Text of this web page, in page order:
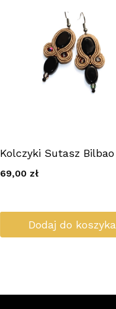
Kolczyki Sutasz Bilbao
69,00 zł
Dodaj do koszyka